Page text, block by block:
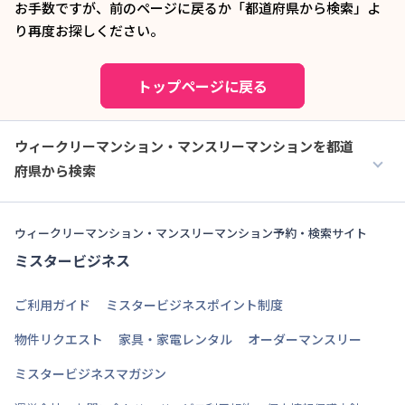
お手数ですが、前のページに戻るか「都道府県から検索」よ
り再度お探しください。
トップページに戻る
ウィークリーマンション・マンスリーマンションを都道
府県から検索
ウィークリーマンション・マンスリーマンション予約・検索サイト
ミスタービジネス
ご利用ガイド
ミスタービジネスポイント制度
物件リクエスト
家具・家電レンタル
オーダーマンスリー
ミスタービジネスマガジン